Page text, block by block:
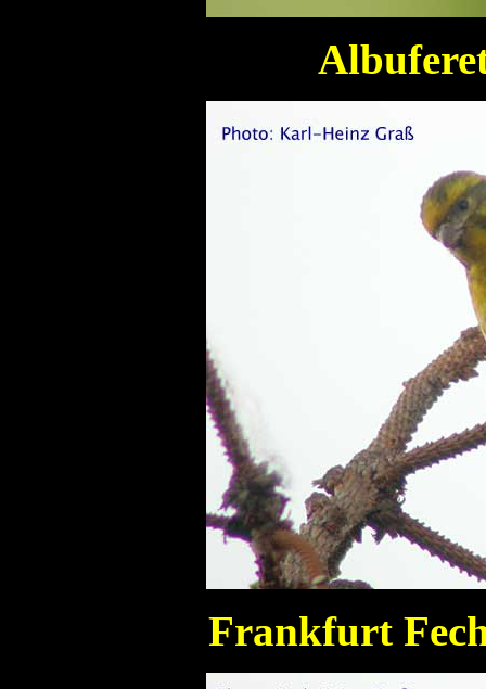
Frankfurt